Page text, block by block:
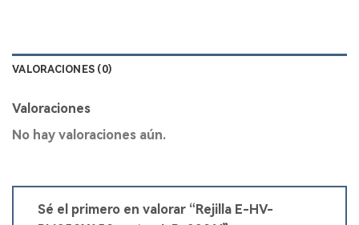
VALORACIONES (0)
Valoraciones
No hay valoraciones aún.
Sé el primero en valorar “Rejilla E-HV-